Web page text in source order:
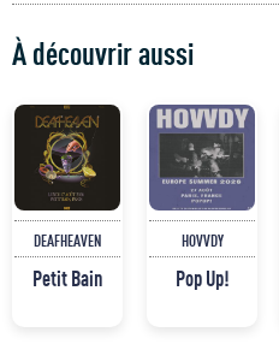
À découvrir aussi
DEAFHEAVEN
Petit Bain
HOVVDY
Pop Up!